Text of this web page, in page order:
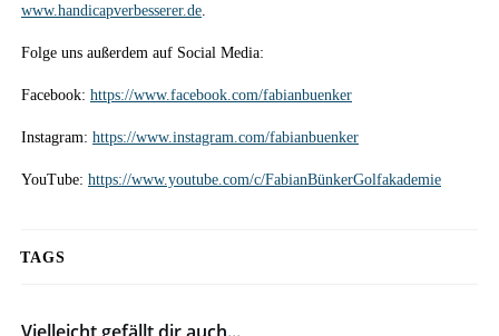
www.handicapverbesserer.de.
Folge uns außerdem auf Social Media:
Facebook: https://www.facebook.com/fabianbuenker
Instagram: https://www.instagram.com/fabianbuenker
YouTube: https://www.youtube.com/c/FabianBünkerGolfakademie
TAGS